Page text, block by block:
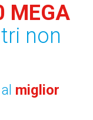
MEGA
non
al miglior